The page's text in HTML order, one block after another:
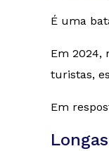
É uma
Em 2024,
turistas,
Em